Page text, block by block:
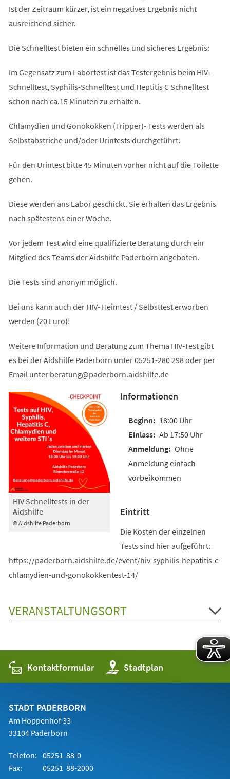
Ist der Zeitraum kürzer, ist ein negatives Ergebnis nicht
ausreichend sicher.
Die Schnelltest bieten ein schnelles und sicheres Ergebnis:
Im Gegensatz zum Labortest ist das Testergebnis beim HIV-
Schnelltest, Syphilis-Schnelltest und Heptitis C Schnelltest
schon nach ca.15 Minuten zu erhalten.
Chlamydien und Gonokokken (Tripper)- Tests werden als
Selbstabstriche und/oder Urintests durchgeführt.
Für den Urintest bitte 45 Minuten vorher nicht auf die Toilette
gehen.
Diese werden ans Labor geschickt. Sie erhalten das Ergebnis
nach spätestens einer Woche.
Vor jedem Test wird eine qualifizierte Beratung durch ein
Mitglied des Teams der Aidshilfe Paderborn angeboten.
Die Tests sind anonym möglich.
Bei uns kann auch der HIV- Heimtest / Selbsttest erworben
werden (20 Euro)!
Weitere Information und Beratung zum Thema HIV-Test gibt
es bei der Aidshilfe Paderborn unter 05251-280 298 oder per
Email unter beratung paderborn.aidshilfe de
© Aidshilfe Paderborn
HIV Schnelltests in der
Aidshilfe
Informationen
18:00 Uhr
Ab 17:50 Uhr
Ohne
Anmeldung einfach
vorbeikommen
Eintritt
Die Kosten der einzelnen
Tests sind hier aufgeführt:
https://paderborn.aidshilfe.de/event/hiv-syphilis-hepatitis-c-
chlamydien-und-gonokokkentest-14/
VERANSTALTUNGSORT
Kontaktformular Stadtplan
(Öffnet
in
einem
STADT PADERBORN
Am Hoppenhof 33
33104 Paderborn
Telefon: 05251 88-0
Fax:
05251 88-2000